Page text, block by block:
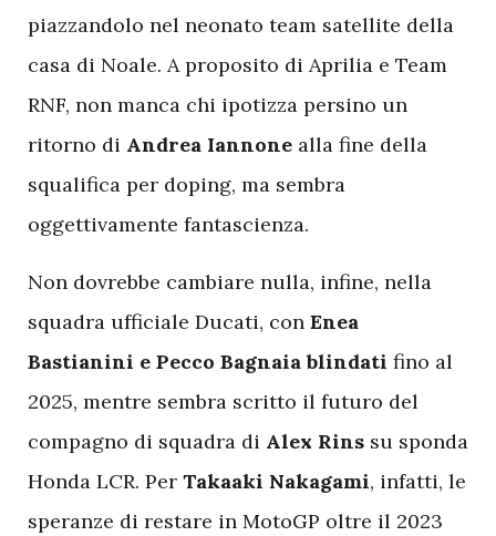
piazzandolo nel neonato team satellite della
casa di Noale. A proposito di Aprilia e Team
RNF, non manca chi ipotizza persino un
ritorno di Andrea Iannone alla fine della
squalifica per doping, ma sembra
oggettivamente fantascienza.
Non dovrebbe cambiare nulla, infine, nella
squadra ufficiale Ducati, con Enea
Bastianini e Pecco Bagnaia blindati fino al
2025, mentre sembra scritto il futuro del
compagno di squadra di Alex Rins su sponda
Honda LCR. Per Takaaki Nakagami, infatti, le
speranze di restare in MotoGP oltre il 2023